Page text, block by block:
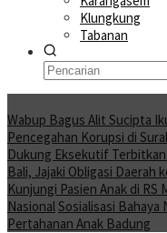
Klungkung
Tabanan
Wabup Bagus Alit Sucipta
Pencegahan Korupsi di
Dukung Eksekutif Terbitkan
Bali, Jajaki Obligasi Daerah
Kunjungi Pasien Anak di RS
NasionalSosialisasi Bahaya
Pertahanan Anak Badung